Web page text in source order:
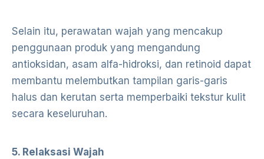
Selain itu, perawatan wajah yang mencakup
penggunaan produk yang mengandung
antioksidan, asam alfa-hidroksi, dan retinoid dapat
membantu melembutkan tampilan garis-garis
halus dan kerutan serta memperbaiki tekstur kulit
secara keseluruhan.
5. Relaksasi Wajah